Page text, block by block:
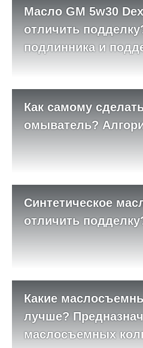
Масло GM 5w30
отличить
подлинника и
Как самому
омыватель?
Синтетическое
отличить
Какие
лучше?
маслосъемных